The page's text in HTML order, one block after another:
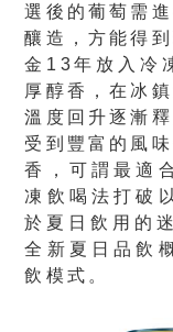
選後的葡萄需
釀造，方能得
金13年放入冷
厚醇香，在冰
溫度回升逐漸
受到豐富的風
香，可謂最適
凍飲喝法打破
於夏日飲用的
全新夏日品飲
飲模式。